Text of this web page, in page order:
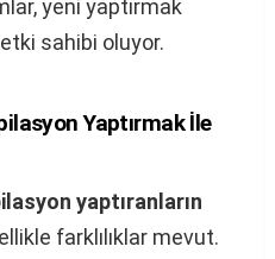
yeni yaptırmak
sahibi oluyor.
Yaptırmak İle
yaptıranların
farklılıklar mevut.